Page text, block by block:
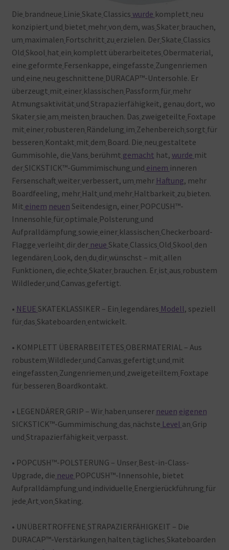
Die brandneue Linie Skate Classics wurde komplett neu
konzipiert und bietet mehrvon dem, was Skater brauchen,
um maximalen Fortschritt zu erzielen. Der Skate Classics
Old Skool hat ein komplett überarbeitetes Obermaterial,
eine geformte Fersenkappe, eingefasste Zungenriemen
und eine neu geschnittene DURACAP™-Untersohle. Er
überzeugt mit einer klassischen Passform für mehr
Atmungsaktivität und Strapazierfähigkeit, genau dort, wo
Skater sie am meisten brauchen. Das zweigeteilte Foxtape
mit einer robusteren Rändelung im Zehenbereich sorgt für
besseren Kontakt mit dem Board. Die neu gestaltete
Gummisohle, die Vans berühmt gemacht hat, wurde mit
der SICKSTICK™-Gummimischung und einem inneren
Fersenschaft weiterverbessert, um mehr Haftung, mehr
Boardfeeling, mehr Halt und mehr Haltbarkeit zu bieten.
Mit einem neuen Seitendesign, einer POPCUSH™-
Innensohle für optimale Polsterung und
Aufpralldämpfung sowie einer klassischen Checkerboard-
Flagge verleiht dir der neue Skate Classics Old Skool den
legendären Look, den du dir wünschst – mit allen
Funktionen, die echte Skater brauchen. Er ist aus robustem
Wildleder und Canvas gefertigt.
• NEUE SKATEKLASSIKER – Ein legendäres Modell, speziell
für das Skateboarden entwickelt.
• KOMPLETT ÜBERARBEITETES OBERMATERIAL – Aus
robustem Wildleder und Canvas gefertigt und mit
eingefassten Zungenriemen und zweigeteiltem Foxtape
für besseren Boardkontakt.
• LEGENDÄRER GRIP – Wir haben unserer neuen eigenen
SICKSTICK™-Gummimischung das nächste Level an Grip
und Strapazierfähigkeit verpasst.
• POPCUSH™-POLSTERUNG – Unser Best-in-Class-
Upgrade, die neue POPCUSH™-Innensohle, bietet
Aufpralldämpfung und individuelle Energierückführung für
jede Art von Skating.
• UNÜBERTROFFENE STRAPAZIERFÄHIGKEIT – Die
DURACAP™-Verstärkungen halten tägliches Skateboarden